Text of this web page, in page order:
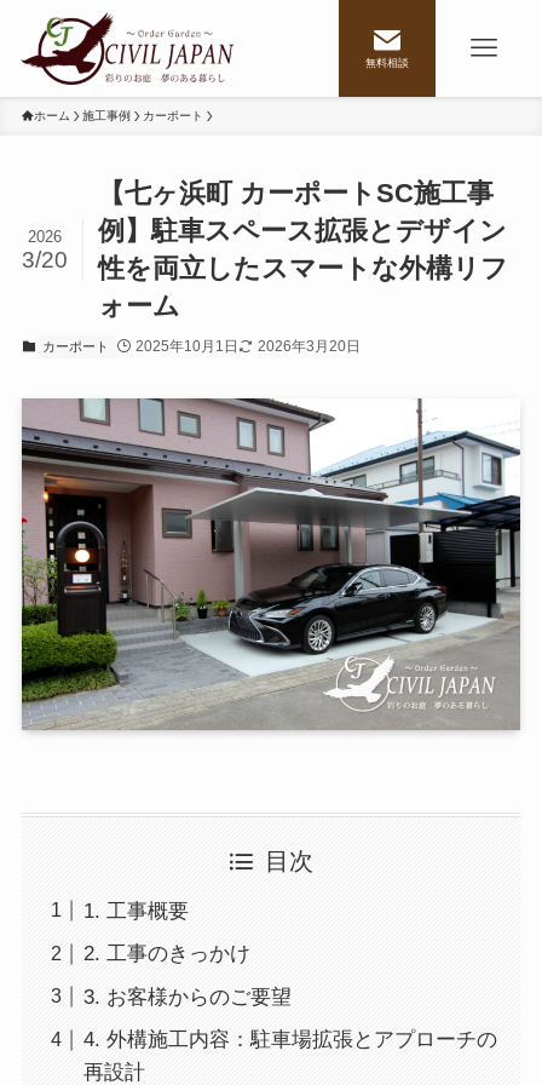
無料相談
ホーム 施工事例 カーポート
【七ヶ浜町 カーポートSC施工事
例】駐車スペース拡張とデザイン
性を両立したスマートな外構リフ
ォーム
2026
3/20
カーポート 2025年10月1日 2026年3月20日
目次
1. 工事概要
2. 工事のきっかけ
3. お客様からのご要望
4. 外構施工内容：駐車場拡張とアプローチの
再設計